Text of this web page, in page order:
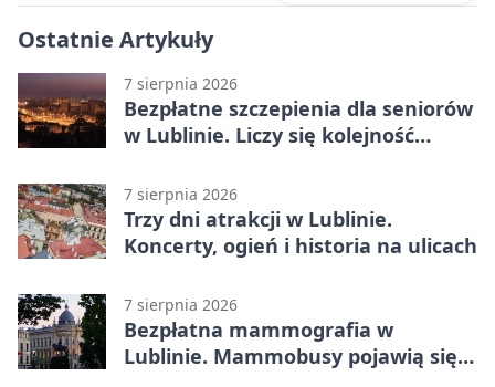
Ostatnie Artykuły
7 sierpnia 2026
Bezpłatne szczepienia dla seniorów
w Lublinie. Liczy się kolejność
7 sierpnia 2026
Trzy dni atrakcji w Lublinie.
Koncerty, ogień i historia na ulicach
7 sierpnia 2026
Bezpłatna mammografia w
Lublinie. Mammobusy pojawią się